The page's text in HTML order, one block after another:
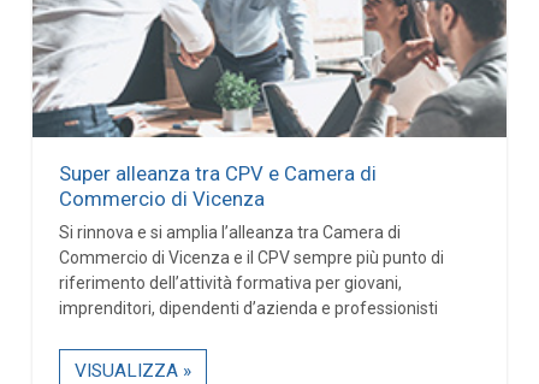
Super alleanza tra CPV e Camera di
Commercio di Vicenza
Si rinnova e si amplia l’alleanza tra Camera di
Commercio di Vicenza e il CPV sempre più punto di
riferimento dell’attività formativa per giovani,
imprenditori, dipendenti d’azienda e professionisti
VISUALIZZA »